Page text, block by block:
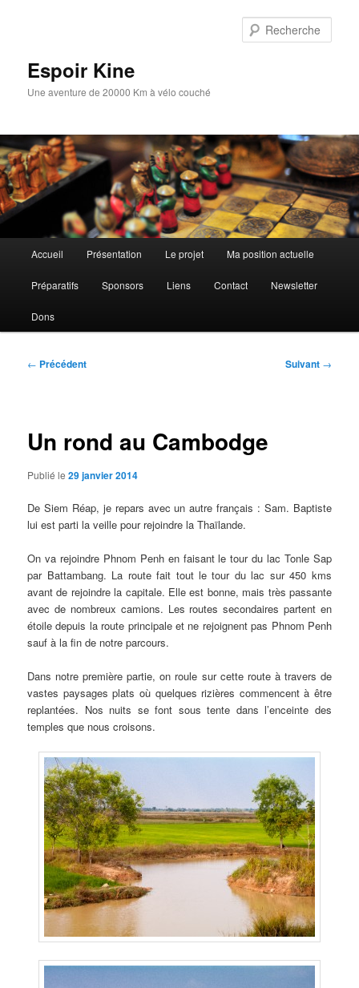
Espoir Kine
Une aventure de 20000 Km à vélo couché
principal
Accueil Présentation Le projet Ma position actuelle
Préparatifs Sponsors Liens Contact Newsletter
Dons
Navigation
← Précédent Suivant →
Un rond au Cambodge
Publié le29 janvier 2014
De Siem Réap, je repars avec un autre français : Sam. Baptiste
lui est parti la veille pour rejoindre la Thaïlande.
On va rejoindre Phnom Penh en faisant le tour du lac Tonle Sap
par Battambang. La route fait tout le tour du lac sur 450 kms
avant de rejoindre la capitale. Elle est bonne, mais très passante
avec de nombreux camions. Les routes secondaires partent en
étoile depuis la route principale et ne rejoignent pas Phnom Penh
sauf à la fin de notre parcours.
Dans notre première partie, on roule sur cette route à travers de
vastes paysages plats où quelques rizières commencent à être
replantées. Nos nuits se font sous tente dans l’enceinte des
temples que nous croisons.